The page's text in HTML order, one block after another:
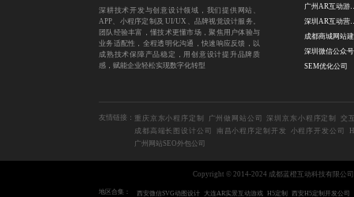
深耕技术开发与创意设计领域，我们提供网站、
APP、小程序定制及 UI/UX、品牌视觉设计服务。
团队经验丰富，懂技术更懂市场，聚焦用户体验与
业务适配性，全程透明化沟通，快速响应反馈，以
成熟技术保障产品稳定，用创意设计提升品牌质
感，赋能企业轻松实现数字化转型
广州AR
深圳AR
SEM优化公司
友情链接： 重庆京东小程序定制 广州做网站公司 深圳京东小程序定制
交
成都高端长图设计公司
南昌小程序定制开发 小程序开发公司
广州网站SEO外包公司
Copyright © 2014-2024 成都蓝橙互动科技有限公司
地区合集： 西安微信SVG动图设计 大连AR实景互动游戏 H5定制 西安H5定制开发公司